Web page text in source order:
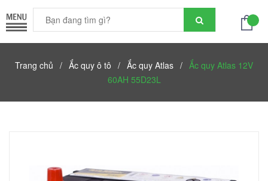
Trang chủ / Ắc quy ô tô / Ắc quy Atlas / Ắc quy Atlas 12V
60AH 55D23L